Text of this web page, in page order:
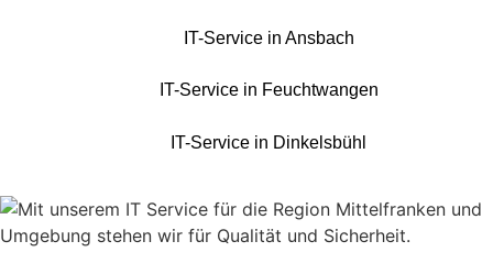
IT-Service in Ansbach
IT-Service in Feuchtwangen
IT-Service in Dinkelsbühl